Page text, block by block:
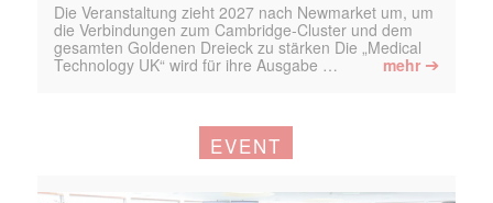
Die Veranstaltung zieht 2027 nach Newmarket um, um
die Verbindungen zum Cambridge-Cluster und dem
gesamten Goldenen Dreieck zu stärken Die „Medical
Technology UK“ wird für ihre Ausgabe …
mehr ➔
EVENT